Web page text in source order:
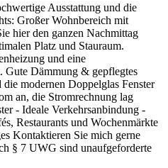
Ausstattung und die
Großer Wohnbereich mit
hier den ganzen Nachmittag
Platz und Stauraum.
und eine
Gute Dämmung & gepflegtes
modernen Doppelglas Fenster
an, die Stromrechnung lag
- Ideale Verkehrsanbindung -
Restaurants und Wochenmärkte
Kontaktieren Sie mich gerne
§ 7 UWG sind unaufgeforderte